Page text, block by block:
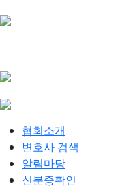
협회소개
변호사 검색
알림마당
신분증확인